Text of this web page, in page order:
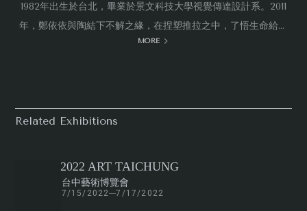
1982年出生於台北，畢業於景文科技大學視覺傳達設計系。2011
年，鄭依依與陶結下不解之緣，在捏塑推拉之中，了悟生命給予
的滋養與智慧。歷經十年淬煉，她毅然決然告別職場，以更純然
MORE
Related Exhibitions
2022 ART TAICHUNG
台中藝術博覽會
7/15/2022 7/17/2022